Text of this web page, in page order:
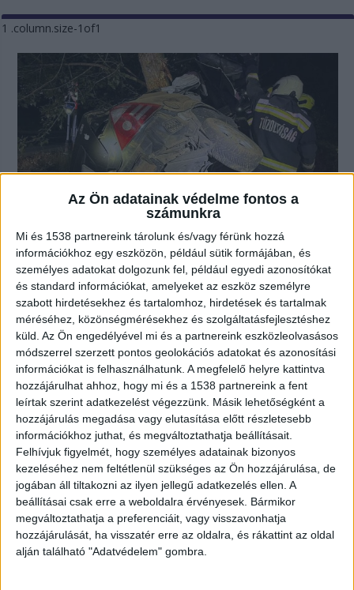
Az Ön adatainak védelme fontos a
számunkra
Mi és 1538 partnereink tárolunk és/vagy férünk hozzá
információkhoz egy eszközön, például sütik formájában, és
személyes adatokat dolgozunk fel, például egyedi azonosítókat
és standard információkat, amelyeket az eszköz személyre
szabott hirdetésekhez és tartalomhoz, hirdetések és tartalmak
méréséhez, közönségmérésekhez és szolgáltatásfejlesztéshez
küld. Az Ön engedélyével mi és a partnereink eszközleolvasásos
módszerrel szerzett pontos geolokációs adatokat és azonosítási
információkat is felhasználhatunk. A megfelelő helyre kattintva
hozzájárulhat ahhoz, hogy mi és a 1538 partnereink a fent
leírtak szerint adatkezelést végezzünk. Másik lehetőségként a
hozzájárulás megadása vagy elutasítása előtt részletesebb
információkhoz juthat, és megváltoztathatja beállításait.
Felhívjuk figyelmét, hogy személyes adatainak bizonyos
kezeléséhez nem feltétlenül szükséges az Ön hozzájárulása, de
jogában áll tiltakozni az ilyen jellegű adatkezelés ellen. A
beállításai csak erre a weboldalra érvényesek. Bármikor
megváltoztathatja a preferenciáit, vagy visszavonhatja
hozzájárulását, ha visszatér erre az oldalra, és rákattint az oldal
alján található "Adatvédelem" gombra.
Családi tragédia Szabolcsban: Fának
csapódott egy autó Tuzsérnál, a 21
éves fiú szörnyethalt, édesapja
életveszélyben van
2026.07.31. 11:54
Tragikus kimenetelű közúti közlekedési baleset
történt július 31-ére virradó éjszaka...